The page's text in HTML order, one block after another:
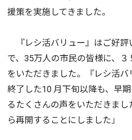
援策を実施してきました。
『レシ活バリュー』はご好評
で、35万人の市民の皆様に、
をいただきました。『レシ活
終了した10 月下旬以降も、早
るたくさんの声をいただきま
ら再開することにしました」